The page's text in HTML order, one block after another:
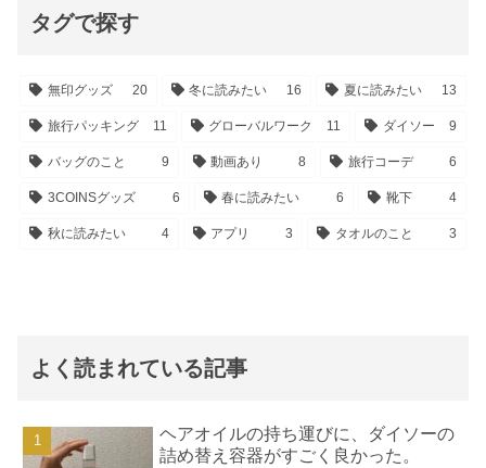
タグで探す
無印グッズ 20 冬に読みたい 16 夏に読みたい 13
旅行パッキング 11 グローバルワーク 11 ダイソー 9
バッグのこと 9 動画あり 8 旅行コーデ 6
3COINSグッズ 6 春に読みたい 6 靴下 4
秋に読みたい 4 アプリ 3 タオルのこと 3
よく読まれている記事
ヘアオイルの持ち運びに、ダイソーの
詰め替え容器がすごく良かった。